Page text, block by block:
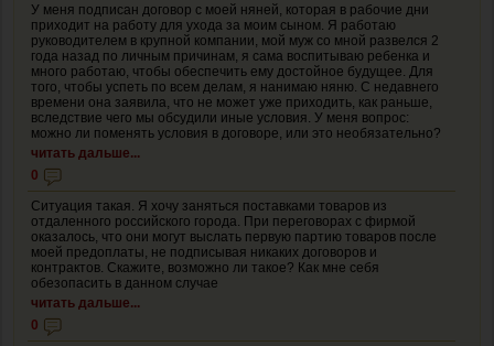
У меня подписан договор с моей няней, которая в рабочие дни
приходит на работу для ухода за моим сыном. Я работаю
руководителем в крупной компании, мой муж со мной развелся 2
года назад по личным причинам, я сама воспитываю ребенка и
много работаю, чтобы обеспечить ему достойное будущее. Для
того, чтобы успеть по всем делам, я нанимаю няню. С недавнего
времени она заявила, что не может уже приходить, как раньше,
вследствие чего мы обсудили иные условия. У меня вопрос:
можно ли поменять условия в договоре, или это необязательно?
читать дальше...
0
Ситуация такая. Я хочу заняться поставками товаров из
отдаленного российского города. При переговорах с фирмой
оказалось, что они могут выслать первую партию товаров после
моей предоплаты, не подписывая никаких договоров и
контрактов. Скажите, возможно ли такое? Как мне себя
обезопасить в данном случае
читать дальше...
0